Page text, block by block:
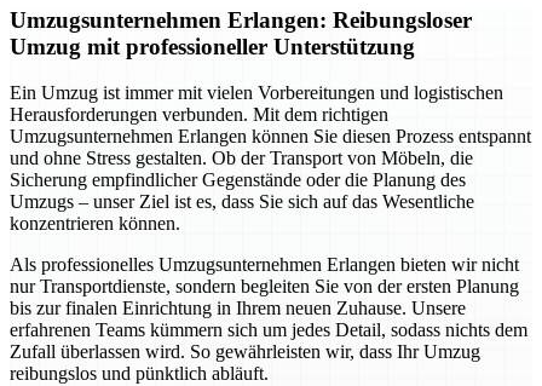
Umzugsunternehmen Erlangen: Reibungsloser
Umzug mit professioneller Unterstützung
Ein Umzug ist immer mit vielen Vorbereitungen und logistischen
Herausforderungen verbunden. Mit dem richtigen
Umzugsunternehmen Erlangen können Sie diesen Prozess entspannt
und ohne Stress gestalten. Ob der Transport von Möbeln, die
Sicherung empfindlicher Gegenstände oder die Planung des
Umzugs – unser Ziel ist es, dass Sie sich auf das Wesentliche
konzentrieren können.
Als professionelles Umzugsunternehmen Erlangen bieten wir nicht
nur Transportdienste, sondern begleiten Sie von der ersten Planung
bis zur finalen Einrichtung in Ihrem neuen Zuhause. Unsere
erfahrenen Teams kümmern sich um jedes Detail, sodass nichts dem
Zufall überlassen wird. So gewährleisten wir, dass Ihr Umzug
reibungslos und pünktlich abläuft.